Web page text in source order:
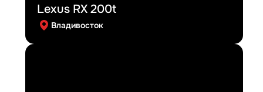
Lexus RX 200t
Владивосток